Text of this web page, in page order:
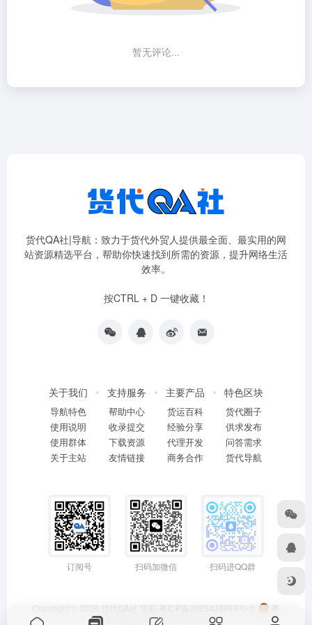
暂无评论...
货代QA社|导航：致力于货代外贸人提供最全面、最实用的网
站资源精选平台，帮助你快速找到所需的资源，提升网络生活
效率。
按CTRL + D 一键收藏！
关于我们
导航特色
使用说明
使用群体
关于主站
支持服务
帮助中心
收录提交
下载资源
友情链接
主要产品
货运百科
经验分享
代理开发
商务合作
特色区块
货代圈子
供求发布
问答需求
货代导航
订阅号 扫码加微信 扫码进QQ群
Copyright © 2026 货代QA社·导航 粤ICP备2025438889号-1
粤
公网安备44011402001114号